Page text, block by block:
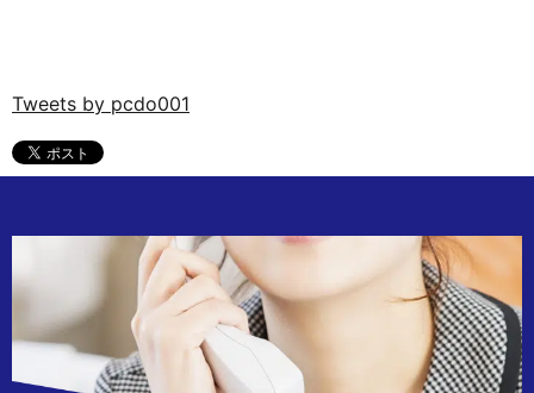
Tweets by pcdo001